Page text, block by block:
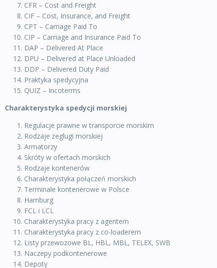
CFR – Cost and Freight
CIF – Cost, Insurance, and Freight
CPT – Carriage Paid To
CIP – Carriage and Insurance Paid To
DAP – Delivered At Place
DPU – Delivered at Place Unloaded
DDP – Delivered Duty Paid
Praktyka spedycyjna
QUIZ – Incoterms
Charakterystyka spedycji morskiej
Regulacje prawne w transporcie morskim
Rodzaje żeglugi morskiej
Armatorzy
Skróty w ofertach morskich
Rodzaje kontenerów
Charakterystyka połączeń morskich
Terminale kontenerowe w Polsce
Hamburg
FCL i LCL
Charakterystyka pracy z agentem
Charakterystyka pracy z co-loaderem
Listy przewozowe BL, HBL, MBL, TELEX, SWB
Naczepy podkontenerowe
Depoty